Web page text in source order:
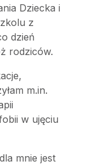
Dziecka i
z
dzień
rodziców.
m.in.
w ujęciu
mnie jest